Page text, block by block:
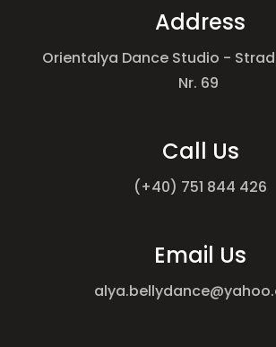
Address
Orientalya Dance Studio -
Nr. 69
Call Us
(+40) 751 844 426
Email Us